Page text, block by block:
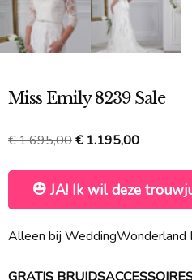
Miss Emily 8239 Sale
€1.695,00Oorspronkelijke
was:
€1.195,00Huidige
is:
€
JA! Ik wil deze
Alleen bij WeddingWonderland